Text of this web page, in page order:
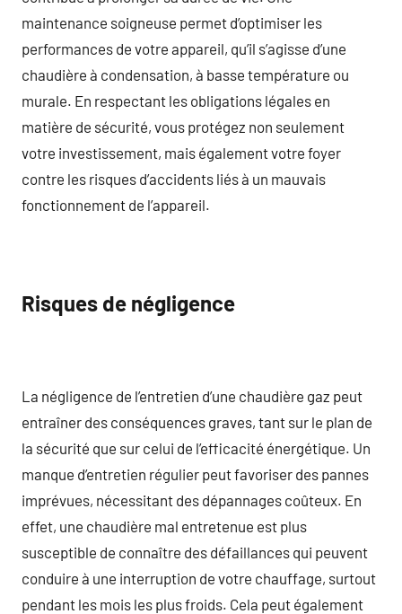
maintenance soigneuse permet d’optimiser les
performances de votre appareil, qu’il s’agisse d’une
chaudière à condensation, à basse température ou
murale. En respectant les obligations légales en
matière de sécurité, vous protégez non seulement
votre investissement, mais également votre foyer
contre les risques d’accidents liés à un mauvais
fonctionnement de l’appareil.
Risques de négligence
La négligence de l’entretien d’une chaudière gaz peut
entraîner des conséquences graves, tant sur le plan de
la sécurité que sur celui de l’efficacité énergétique. Un
manque d’entretien régulier peut favoriser des pannes
imprévues, nécessitant des dépannages coûteux. En
effet, une chaudière mal entretenue est plus
susceptible de connaître des défaillances qui peuvent
conduire à une interruption de votre chauffage, surtout
pendant les mois les plus froids. Cela peut également